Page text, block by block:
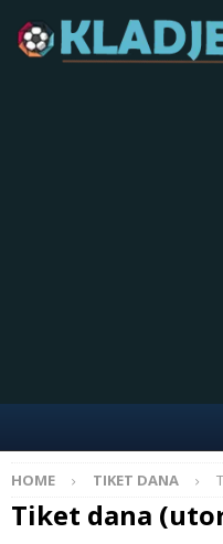
HOME TIKET DANA
Tiket dana